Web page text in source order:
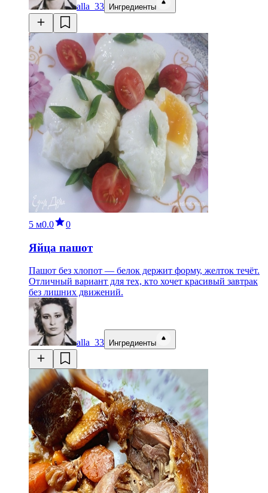
alla_33 Ингредиенты
5 м0.0 0
Яйца пашот
Пашот без хлопот — белок держит форму, желток течёт.
Отличный вариант для тех, кто хочет красивый завтрак
без лишних движений.
alla_33 Ингредиенты